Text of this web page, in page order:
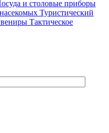
и столовые приборы
Туристический
Тактическое